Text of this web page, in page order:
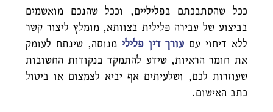
ככל שהסתבכתם בפליליים, וככל שהנכם מואשמים
בביצוע של עבירה פלילית בצוותא, מומלץ ליצור קשר
ללא דיחוי עם עורך דין פלילי מנוסה, שינתח לעומק
את חומר הראיות, שידע להתמקד בנקודות החשובות
שעוזרות לכם, ושלעיתים אף יביא לצמצום או ביטול
כתב האישום.